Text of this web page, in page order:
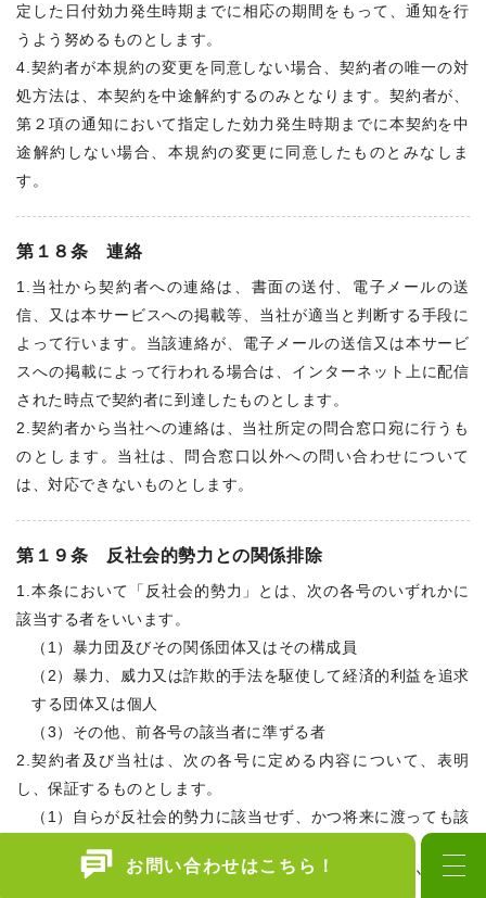
定した日付効力発生時期までに相応の期間をもって、通知を行
うよう努めるものとします。
4.契約者が本規約の変更を同意しない場合、契約者の唯一の対
処方法は、本契約を中途解約するのみとなります。契約者が、
第２項の通知において指定した効力発生時期までに本契約を中
途解約しない場合、本規約の変更に同意したものとみなしま
す。
第１８条 連絡
1.当社から契約者への連絡は、書面の送付、電子メールの送
信、又は本サービスへの掲載等、当社が適当と判断する手段に
よって行います。当該連絡が、電子メールの送信又は本サービ
スへの掲載によって行われる場合は、インターネット上に配信
された時点で契約者に到達したものとします。
2.契約者から当社への連絡は、当社所定の問合窓口宛に行うも
のとします。当社は、問合窓口以外への問い合わせについて
は、対応できないものとします。
第１９条 反社会的勢力との関係排除
1.本条において「反社会的勢力」とは、次の各号のいずれかに
該当する者をいいます。
（1）暴力団及びその関係団体又はその構成員
（2）暴力、威力又は詐欺的手法を駆使して経済的利益を追求
する団体又は個人
（3）その他、前各号の該当者に準ずる者
2.契約者及び当社は、次の各号に定める内容について、表明
し、保証するものとします。
（1）自らが反社会的勢力に該当せず、かつ将来に渡っても該
（2）自らが反社会的勢力と不適当な関係を有さず、かつ将来
お問い合わせはこちら！